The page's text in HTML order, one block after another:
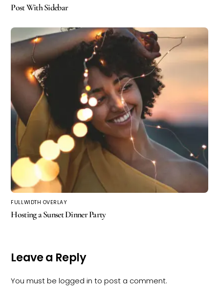
Post With Sidebar
FULLWIDTH OVERLAY
Hosting a Sunset Dinner Party
Leave a Reply
You must belogged in to post a comment.